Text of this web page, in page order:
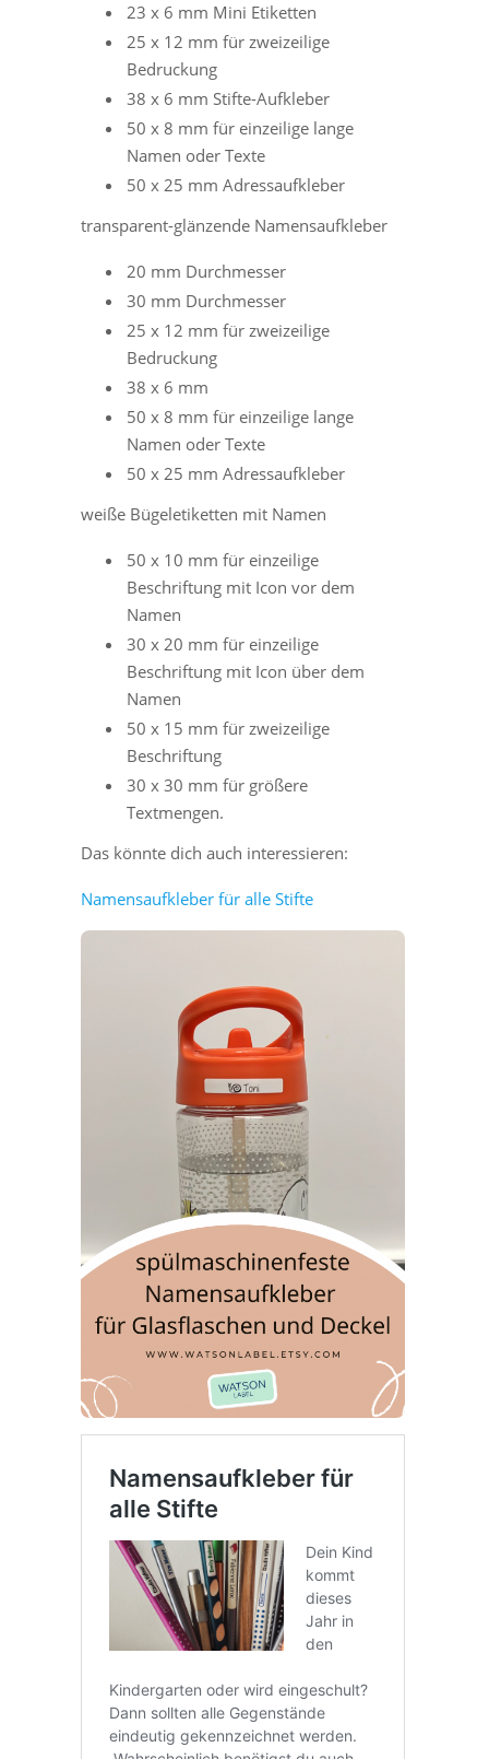
23 x 6 mm Mini Etiketten
25 x 12 mm für zweizeilige
Bedruckung
38 x 6 mm Stifte-Aufkleber
50 x 8 mm für einzeilige lange
Namen oder Texte
50 x 25 mm Adressaufkleber
transparent-glänzende Namensaufkleber
20 mm Durchmesser
30 mm Durchmesser
25 x 12 mm für zweizeilige
Bedruckung
38 x 6 mm
50 x 8 mm für einzeilige lange
Namen oder Texte
50 x 25 mm Adressaufkleber
weiße Bügeletiketten mit Namen
50 x 10 mm für einzeilige
Beschriftung mit Icon vor dem
Namen
30 x 20 mm für einzeilige
Beschriftung mit Icon über dem
Namen
50 x 15 mm für zweizeilige
Beschriftung
30 x 30 mm für größere
Textmengen.
Das könnte dich auch interessieren:
Namensaufkleber für alle Stifte